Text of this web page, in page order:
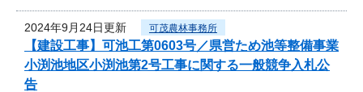
2024年9月24日更新 可茂農林事務所
【建設工事】可池工第0603号／県営ため池等整備事業
小渕池地区小渕池第2号工事に関する一般競争入札公
告